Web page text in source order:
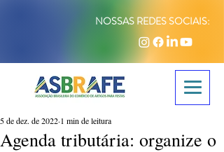
NOSSAS REDES SOCIAIS:
Agenda tributária: organize o
5 de dez. de 2022 1 min de leitura